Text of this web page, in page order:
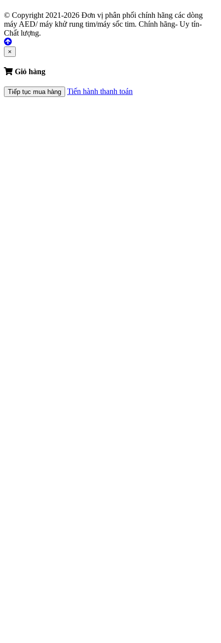
© Copyright 2021-2026 Đơn vị phân phối chính hãng các dòng
máy AED/ máy khử rung tim/máy sốc tim. Chính hãng- Uy tín-
Chất lượng.
×
Giỏ hàng
Tiếp tục mua hàng Tiến hành thanh toán